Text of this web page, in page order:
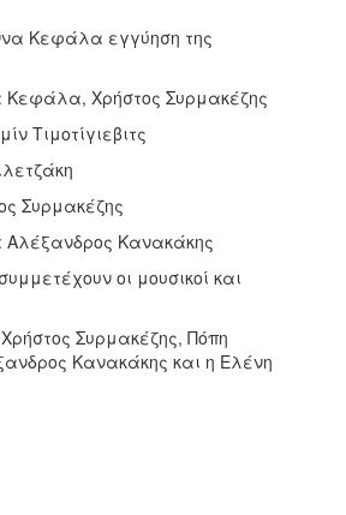
Κεφάλα εγγύηση της
Κεφάλα, Χρήστος Συρμακέζης
Τιμοτίγιεβιτς
Συρμακέζης
Αλέξανδρος Κανακάκης
οι μουσικοί και
Συρμακέζης, Πόπη
Κανακάκης και η Ελένη